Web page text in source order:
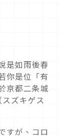
是如雨後春
你是位「有
京都二条城
ズキゲス
すが、コロ